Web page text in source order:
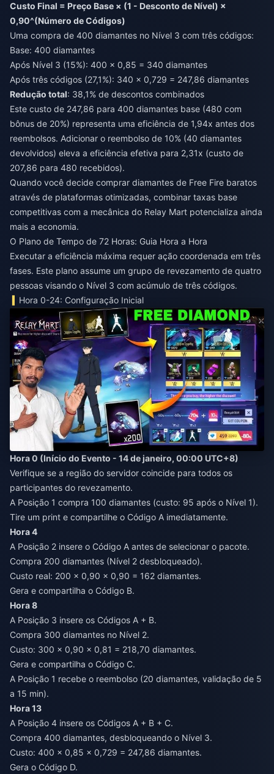
Custo Final = Preço Base × (1 - Desconto de Nível) ×
0,90^(Número de Códigos)
Uma compra de 400 diamantes no Nível 3 com três códigos:
Base: 400 diamantes
Após Nível 3 (15%): 400 × 0,85 = 340 diamantes
Após três códigos (27,1%): 340 × 0,729 = 247,86 diamantes
Redução total: 38,1% de descontos combinados
Este custo de 247,86 para 400 diamantes base (480 com
bônus de 20%) representa uma eficiência de 1,94x antes dos
reembolsos. Adicionar o reembolso de 10% (40 diamantes
devolvidos) eleva a eficiência efetiva para 2,31x (custo de
207,86 para 480 recebidos).
Quando você decide comprar diamantes de Free Fire baratos
através de plataformas otimizadas, combinar taxas base
competitivas com a mecânica do Relay Mart potencializa ainda
mais a economia.
O Plano de Tempo de 72 Horas: Guia Hora a Hora
Executar a eficiência máxima requer ação coordenada em três
fases. Este plano assume um grupo de revezamento de quatro
pessoas visando o Nível 3 com acúmulo de três códigos.
Hora 0-24: Configuração Inicial
Hora 0 (Início do Evento - 14 de janeiro, 00:00 UTC+8)
Verifique se a região do servidor coincide para todos os
participantes do revezamento.
A Posição 1 compra 100 diamantes (custo: 95 após o Nível 1).
Tire um print e compartilhe o Código A imediatamente.
Hora 4
A Posição 2 insere o Código A antes de selecionar o pacote.
Compra 200 diamantes (Nível 2 desbloqueado).
Custo real: 200 × 0,90 × 0,90 = 162 diamantes.
Gera e compartilha o Código B.
Hora 8
A Posição 3 insere os Códigos A + B.
Compra 300 diamantes no Nível 2.
Custo: 300 × 0,90 × 0,81 = 218,70 diamantes.
Gera e compartilha o Código C.
A Posição 1 recebe o reembolso (20 diamantes, validação de 5
a 15 min).
Hora 13
A Posição 4 insere os Códigos A + B + C.
Compra 400 diamantes, desbloqueando o Nível 3.
Custo: 400 × 0,85 × 0,729 = 247,86 diamantes.
Gera o Código D.